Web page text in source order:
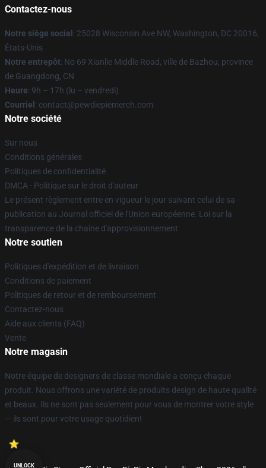
Contactez-nous
Notre siège social : 25028 Wisconsin Ave NW, Washington, DC 20016,
États-Unis
Notre entrepôt: No 69 Xianlie Middle Road, ville de Bazhou, province
de Guangdong, CN
Heure: 9h – 17h (lu – vendredi)
Courriel : contact@pewdiepiemerch.com
Notre société
Sur nous
Conditions générales
Politiques de confidentialité
DMCA - Politique sur le droit d'auteur
Le présent règlement entre en vigueur le jour suivant celui de sa
publication au Journal officiel de l'Union européenne. Loi sur la
transparence de la chaîne d'approvisionnement
Notre soutien
Politiques d'expédition et de livraison
Conditions de paiement
Politiques de retour et de remboursement
Contactez-nous
Aide aux clients (FAQ)
Vente
Notre magasin
Notre équipe de designers de classe mondiale a conçu chaque
produit. Nous offrons une variété de produits design de haute qualité
et beaux. Ils ne sont pas seulement pour vous de montrer votre style
— ils sont pour votre usage quotidien!
UNLOCK